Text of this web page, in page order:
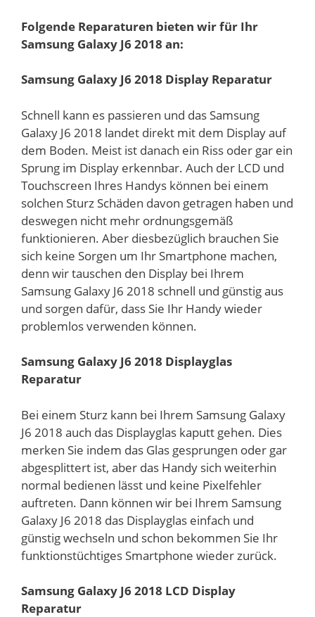
Folgende Reparaturen bieten wir für Ihr
Samsung Galaxy J6 2018 an:
Samsung Galaxy J6 2018 Display Reparatur
Schnell kann es passieren und das Samsung
Galaxy J6 2018 landet direkt mit dem Display auf
dem Boden. Meist ist danach ein Riss oder gar ein
Sprung im Display erkennbar. Auch der LCD und
Touchscreen Ihres Handys können bei einem
solchen Sturz Schäden davon getragen haben und
deswegen nicht mehr ordnungsgemäß
funktionieren. Aber diesbezüglich brauchen Sie
sich keine Sorgen um Ihr Smartphone machen,
denn wir tauschen den Display bei Ihrem
Samsung Galaxy J6 2018 schnell und günstig aus
und sorgen dafür, dass Sie Ihr Handy wieder
problemlos verwenden können.
Samsung Galaxy J6 2018 Displayglas
Reparatur
Bei einem Sturz kann bei Ihrem Samsung Galaxy
J6 2018 auch das Displayglas kaputt gehen. Dies
merken Sie indem das Glas gesprungen oder gar
abgesplittert ist, aber das Handy sich weiterhin
normal bedienen lässt und keine Pixelfehler
auftreten. Dann können wir bei Ihrem Samsung
Galaxy J6 2018 das Displayglas einfach und
günstig wechseln und schon bekommen Sie Ihr
funktionstüchtiges Smartphone wieder zurück.
Samsung Galaxy J6 2018 LCD Display
Reparatur